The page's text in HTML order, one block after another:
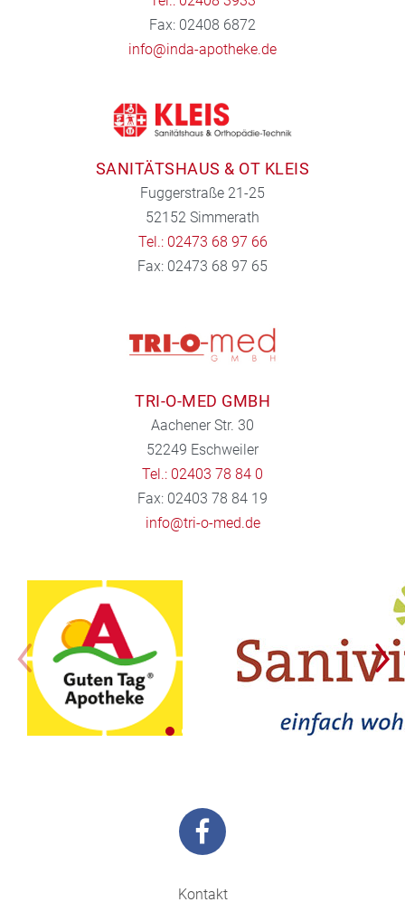
Fax: 02408 6872
info@inda-apotheke.de
SANITÄTSHAUS & OT KLEIS
Fuggerstraße 21-25
52152 Simmerath
Tel.: 02473 68 97 66
Fax: 02473 68 97 65
TRI-O-MED GMBH
Aachener Str. 30
52249 Eschweiler
Tel.: 02403 78 84 0
Fax: 02403 78 84 19
info@tri-o-med.de
Kontakt